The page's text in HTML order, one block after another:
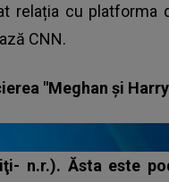
relația cu platforma
CNN.
"Meghan şi
n.r.). Ăsta este